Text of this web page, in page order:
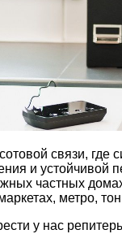
связи, где
и устойчивой
частных
метро,
у нас